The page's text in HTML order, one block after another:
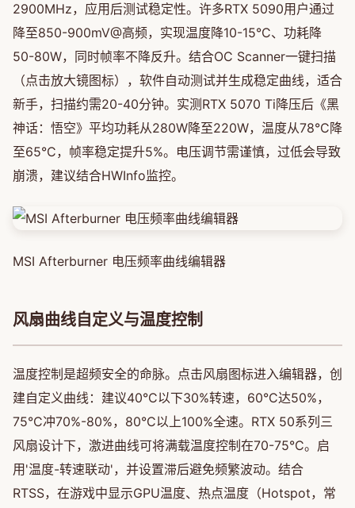
2900MHz，应用后测试稳定性。许多RTX 5090用户通过
降至850-900mV@高频，实现温度降10-15°C、功耗降
50-80W，同时帧率不降反升。结合OC Scanner一键扫描
（点击放大镜图标），软件自动测试并生成稳定曲线，适合
新手，扫描约需20-40分钟。实测RTX 5070 Ti降压后《黑
神话：悟空》平均功耗从280W降至220W，温度从78°C降
至65°C，帧率稳定提升5%。电压调节需谨慎，过低会导致
崩溃，建议结合HWInfo监控。
MSI Afterburner 电压频率曲线编辑器
风扇曲线自定义与温度控制
温度控制是超频安全的命脉。点击风扇图标进入编辑器，创
建自定义曲线：建议40°C以下30%转速，60°C达50%，
75°C冲70%-80%，80°C以上100%全速。RTX 50系列三
风扇设计下，激进曲线可将满载温度控制在70-75°C。启
用'温度-转速联动'，并设置滞后避免频繁波动。结合
RTSS，在游戏中显示GPU温度、热点温度（Hotspot，常